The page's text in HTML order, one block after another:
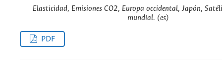
Elasticidad, Emisiones CO2, Europa occidental, Japón,
mundial. (es)
PDF